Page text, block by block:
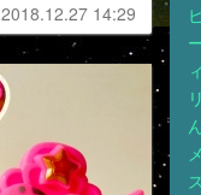
2018.12.27 14:29
ス